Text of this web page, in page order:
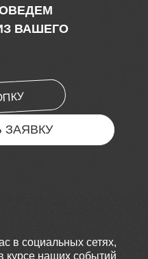
ВАШЕГО
ЗАЯВКУ
в социальных сетях,
курсе наших событий